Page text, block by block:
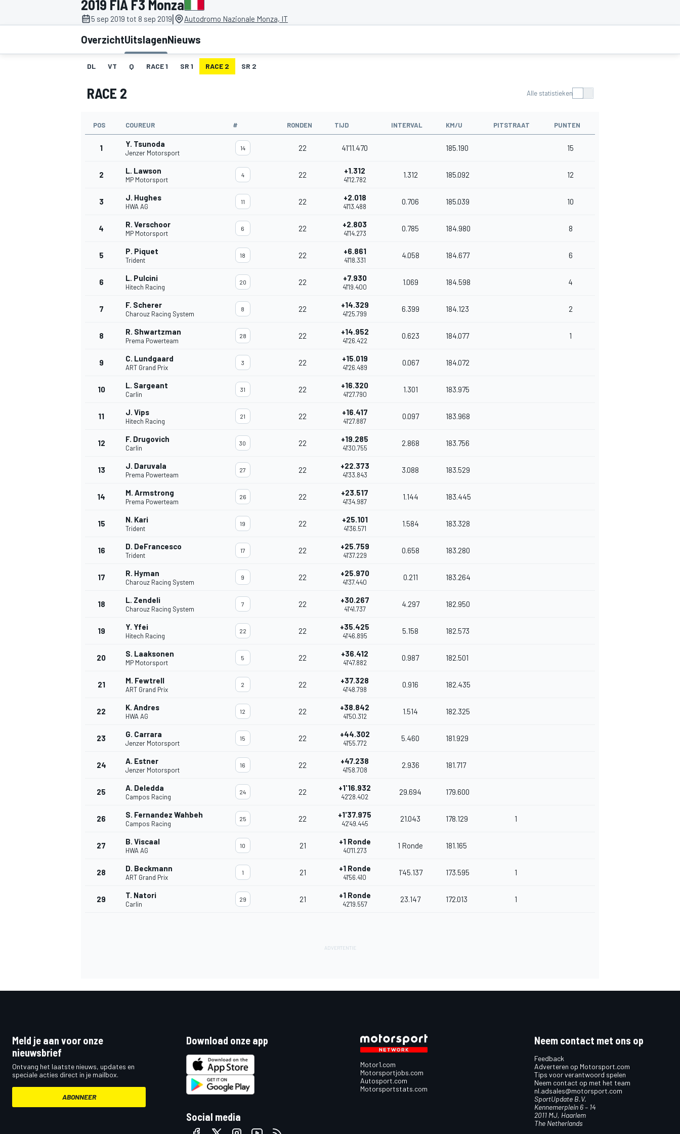
2019 FIA F3 Monza
5 sep 2019 tot 8 sep 2019| Autodromo Nazionale Monza, IT
OverzichtUitslagenNieuws
DL VT Q RACE 1 SR 1 RACE 2 SR 2
RACE 2 Alle statistieken
POS COUREUR # RONDEN TIJD INTERVAL KM/U PITSTRAAT PUNTEN
1 Y. Tsunoda
Jenzer Motorsport
14 22 41'11.470 185.190 15
2 L. Lawson
MP Motorsport
4 22 +1.312
41'12.782
1.312 185.092 12
3 J. Hughes
HWA AG
11 22 +2.018
41'13.488
0.706 185.039 10
4 R. Verschoor
MP Motorsport
6 22 +2.803
41'14.273
0.785 184.980 8
5 P. Piquet
Trident
18 22 +6.861
41'18.331
4.058 184.677 6
6 L. Pulcini
Hitech Racing
20 22 +7.930
41'19.400
1.069 184.598 4
7 F. Scherer
Charouz Racing System
8 22 +14.329
41'25.799
6.399 184.123 2
8 R. Shwartzman
Prema Powerteam
28 22 +14.952
41'26.422
0.623 184.077 1
9 C. Lundgaard
ART Grand Prix
3 22 +15.019
41'26.489
0.067 184.072
10 L. Sargeant
Carlin
31 22 +16.320
41'27.790
1.301 183.975
11 J. Vips
Hitech Racing
21 22 +16.417
41'27.887
0.097 183.968
12 F. Drugovich
Carlin
30 22 +19.285
41'30.755
2.868 183.756
13 J. Daruvala
Prema Powerteam
27 22 +22.373
41'33.843
3.088 183.529
14 M. Armstrong
Prema Powerteam
26 22 +23.517
41'34.987
1.144 183.445
15 N. Kari
Trident
19 22 +25.101
41'36.571
1.584 183.328
16 D. DeFrancesco
Trident
17 22 +25.759
41'37.229
0.658 183.280
17 R. Hyman
Charouz Racing System
9 22 +25.970
41'37.440
0.211 183.264
18 L. Zendeli
Charouz Racing System
7 22 +30.267
41'41.737
4.297 182.950
19 Y. Yfei
Hitech Racing
22 22 +35.425
41'46.895
5.158 182.573
20 S. Laaksonen
MP Motorsport
5 22 +36.412
41'47.882
0.987 182.501
21 M. Fewtrell
ART Grand Prix
2 22 +37.328
41'48.798
0.916 182.435
22 K. Andres
HWA AG
12 22 +38.842
41'50.312
1.514 182.325
23 G. Carrara
Jenzer Motorsport
15 22 +44.302
41'55.772
5.460 181.929
24 A. Estner
Jenzer Motorsport
16 22 +47.238
41'58.708
2.936 181.717
25 A. Deledda
Campos Racing
24 22 +1'16.932
42'28.402
29.694 179.600
26 S. Fernandez Wahbeh
Campos Racing
25 22 +1'37.975
42'49.445
21.043 178.129 1
27 B. Viscaal
HWA AG
10 21 +1 Ronde
40'11.273
1 Ronde 181.165
28 D. Beckmann
ART Grand Prix
1 21 +1 Ronde
41'56.410
1'45.137 173.595 1
29 T. Natori
Carlin
29 21 +1 Ronde
42'19.557
23.147 172.013 1
Meld je aan voor onze
nieuwsbrief
Ontvang het laatste nieuws, updates en
speciale acties direct in je mailbox.
ABONNEER
Download onze app
Social media
Motor1.com
Motorsportjobs.com
Autosport.com
Motorsportstats.com
Neem contact met ons op
Feedback
Adverteren op Motorsport.com
Tips voor verantwoord spelen
Neem contact op met het team
nl.adsales@motorsport.com
SportUpdate B.V.
Kennemerplein 6 – 14
2011 MJ, Haarlem
The Netherlands